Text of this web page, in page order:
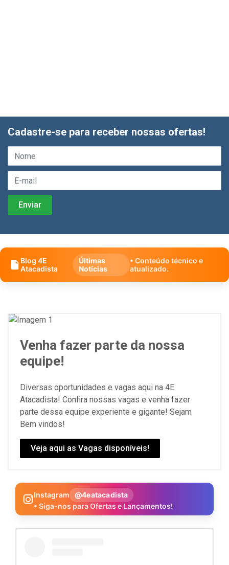
Cadastre-se para receber nossas ofertas!
Blog 4E
Atacadista
Últimas
Notícias
• Conteúdo técnico e
atualizado.
Venha fazer parte da nossa
equipe!
Diversas oportunidades e vagas aqui na 4E
Atacadista! Confira nossas vagas e venha fazer
parte dessa equipe experiente e gigante! Sejam
Bem vindos!
Veja aqui as Vagas disponíveis!
Instagram
@4eatacadista
• Siga-nos para Ofertas e Lançamentos!